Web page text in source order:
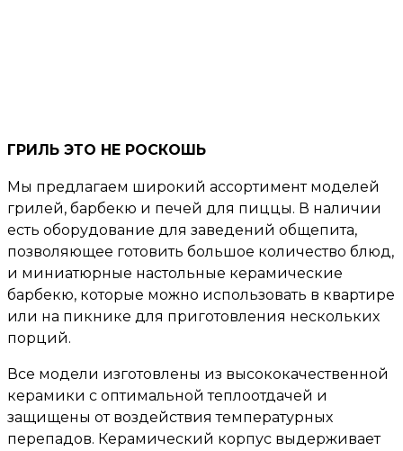
ГРИЛЬ ЭТО НЕ РОСКОШЬ
Мы предлагаем широкий ассортимент моделей
грилей, барбекю и печей для пиццы. В наличии
есть оборудование для заведений общепита,
позволяющее готовить большое количество блюд,
и миниатюрные настольные керамические
барбекю, которые можно использовать в квартире
или на пикнике для приготовления нескольких
порций.
Все модели изготовлены из высококачественной
керамики с оптимальной теплоотдачей и
защищены от воздействия температурных
перепадов. Керамический корпус выдерживает